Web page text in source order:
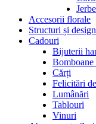
Accesorii florale
Structuri și
Cadouri
Bijuterii
Bomboane
Cărți
Felicitări
Lumânări
Tablouri
Vinuri